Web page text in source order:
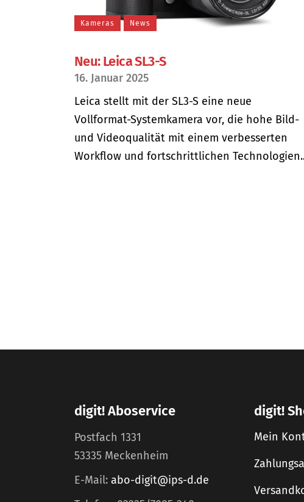
Kameras News
Neu: Leica SL3-S
16. Januar 2025
Leica stellt mit der SL3-S eine neue
Vollformat-Systemkamera vor, die hohe Bild-
und Videoqualität mit einem verbesserten
Workflow und fortschrittlichen
digit! Aboservice
Postfach 1331
53335 Meckenheim
E-Mail: abo-digit@ips-d.de
digit!
Mein